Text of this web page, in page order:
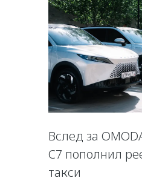
Вслед за
C7 пополнил
такси